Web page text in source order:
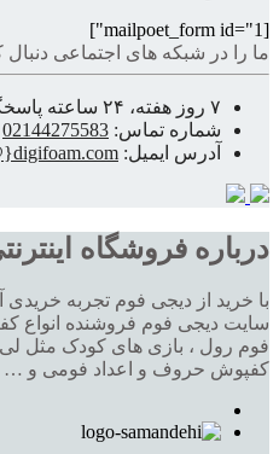
[mailpoet_form id="1"]
ما را در شبکه های اجتماعی دنبال
۷ روز هفته، ۲۴ ساعته پاسخگوی شما هستیم.
شماره تماس: 02144275583
آدرس ایمیل:
درباره فروشگاه
با خرید از دیجی فوم تجربه خریدی
سایت دیجی فوم فروشنده انواع
فوم رول ، بازی های کودک مثل
کفپوش حروف و اعداد فومی و …